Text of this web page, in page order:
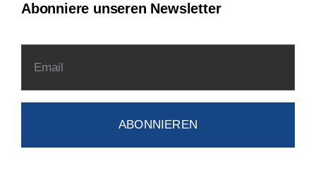
Abonniere unseren Newsletter
ABONNIEREN